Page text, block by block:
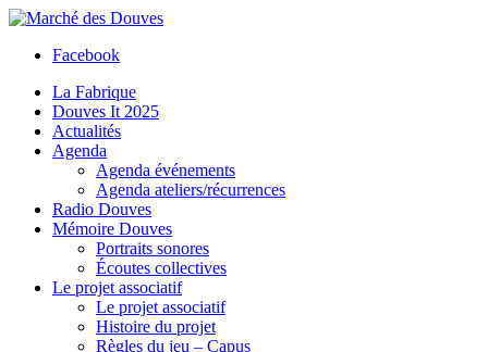
Facebook
La Fabrique
Douves It 2025
Actualités
Agenda
Agenda événements
Agenda ateliers/récurrences
Radio Douves
Mémoire Douves
Portraits sonores
Écoutes collectives
Le projet associatif
Le projet associatif
Histoire du projet
Règles du jeu – Capus